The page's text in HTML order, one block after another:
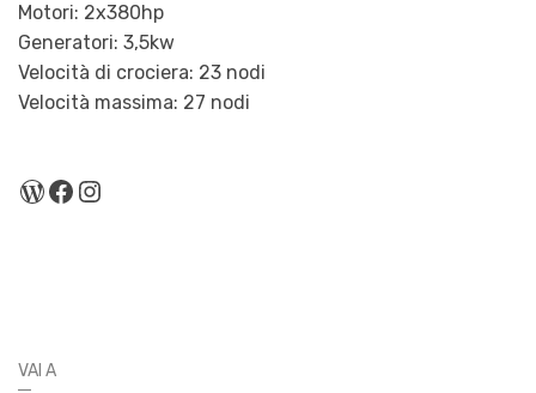
Motori: 2x380hp
Generatori: 3,5kw
Velocità di crociera: 23 nodi
Velocità massima: 27 nodi
WordPress
Facebook
Instagram
VAI A